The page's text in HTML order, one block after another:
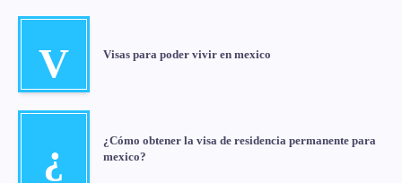
V Visas para poder vivir en mexico
¿
¿Cómo obtener la visa de residencia permanente para
mexico?